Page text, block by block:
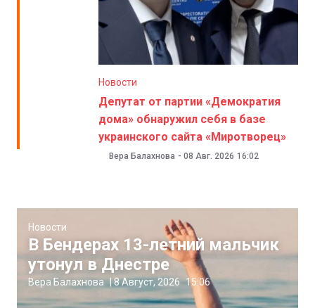
Новости
Депутат от партии «Демократия
дома» обнаружил себя в базе
украинского сайта «Миротворец»
Вера Балахнова - 08 Авг. 2026 16:02
Новости
В Бендерах 13-летний мальчик
утонул в Днестре
Вера Балахнова |8 Август, 2026 15:06